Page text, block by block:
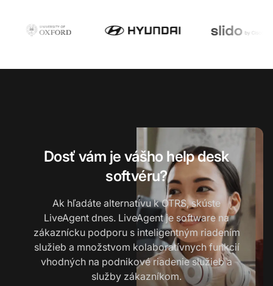
Dosť vám je vášho help desk
softvéru?
Ak hľadáte alternatívu k OTRS, skúste
LiveAgent dnes. LiveAgent je software na
zákaznícku podporu s inteligentným riadením
služieb a množstvom kolaboratívnych funkcií
vhodných na podnikové riadenie služieb a
služby zákazníkom.